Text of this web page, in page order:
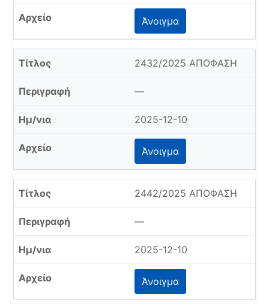
Άνοιγμα
2432/2025 ΑΠΟΦΑΣΗ
—
2025-12-10
Άνοιγμα
2442/2025 ΑΠΟΦΑΣΗ
—
2025-12-10
Άνοιγμα